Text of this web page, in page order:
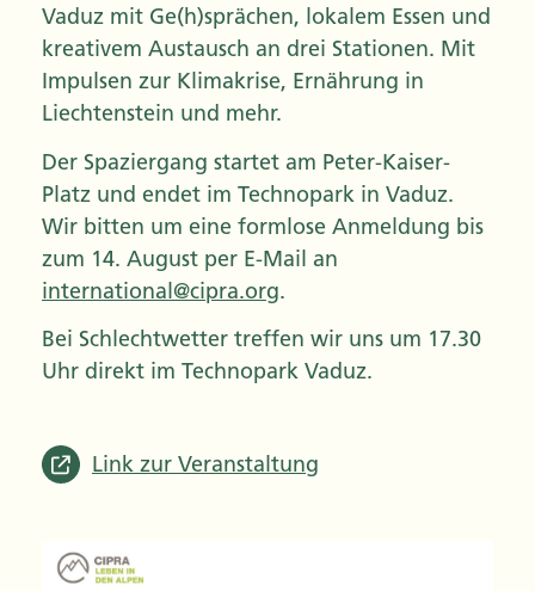
Vaduz mit Ge(h)sprächen, lokalem Essen und
kreativem Austausch an drei Stationen. Mit
Impulsen zur Klimakrise, Ernährung in
Liechtenstein und mehr.
Der Spaziergang startet am Peter-Kaiser-
Platz und endet im Technopark in Vaduz.
Wir bitten um eine formlose Anmeldung bis
zum 14. August per E-Mail an
international@cipra.org.
Bei Schlechtwetter treffen wir uns um 17.30
Uhr direkt im Technopark Vaduz.
Link zur Veranstaltung